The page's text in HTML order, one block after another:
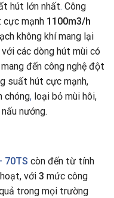
hút lớn nhất. Công
cực mạnh 1100m3/h
không khí mang lại
với các dòng hút mùi có
đến công nghệ đột
suất hút cực mạnh,
chóng, loại bỏ mùi hôi,
nướng.
70TS còn đến từ tính
với 3 mức công
trong mọi trường